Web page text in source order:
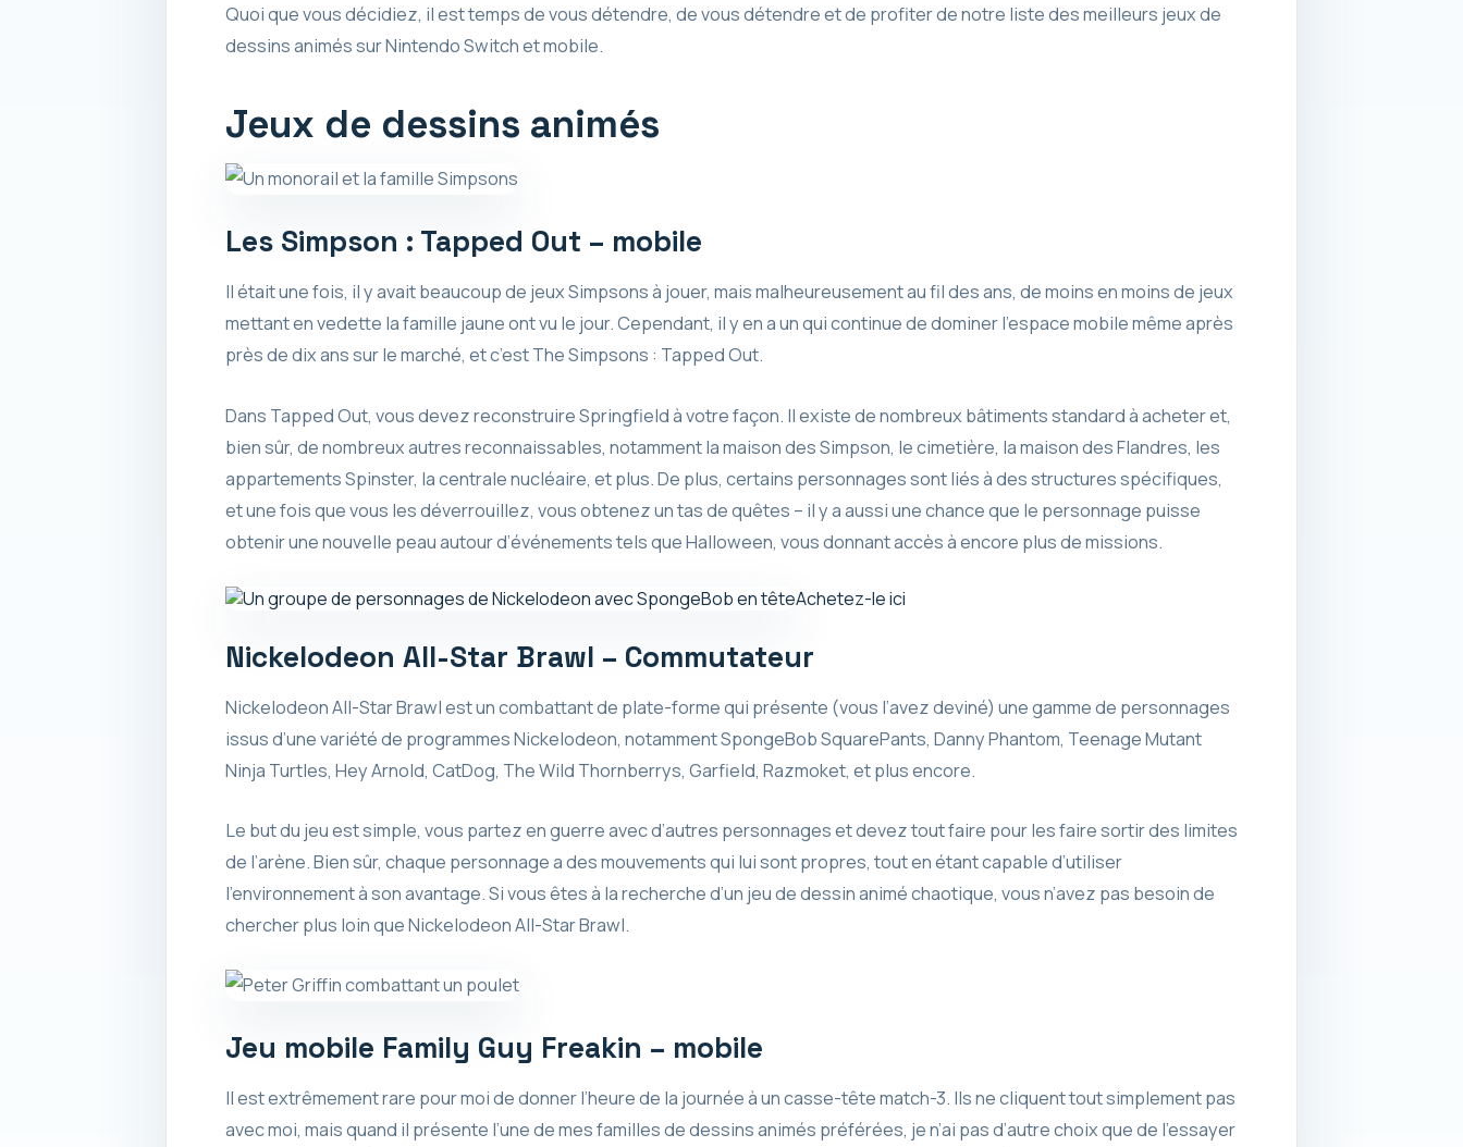
Quoi que vous décidiez, il est temps de vous détendre, de vous détendre et de profiter de notre liste des meilleurs jeux de
dessins animés sur Nintendo Switch et mobile.
Jeux de dessins animés
Les Simpson : Tapped Out – mobile
Il était une fois, il y avait beaucoup de jeux Simpsons à jouer, mais malheureusement au fil des ans, de moins en moins de jeux
mettant en vedette la famille jaune ont vu le jour. Cependant, il y en a un qui continue de dominer l’espace mobile même après
près de dix ans sur le marché, et c’est The Simpsons : Tapped Out.
Dans Tapped Out, vous devez reconstruire Springfield à votre façon. Il existe de nombreux bâtiments standard à acheter et,
bien sûr, de nombreux autres reconnaissables, notamment la maison des Simpson, le cimetière, la maison des Flandres, les
appartements Spinster, la centrale nucléaire, et plus. De plus, certains personnages sont liés à des structures spécifiques,
et une fois que vous les déverrouillez, vous obtenez un tas de quêtes – il y a aussi une chance que le personnage puisse
obtenir une nouvelle peau autour d’événements tels que Halloween, vous donnant accès à encore plus de missions.
Achetez-le ici
Nickelodeon All-Star Brawl – Commutateur
Nickelodeon All-Star Brawl est un combattant de plate-forme qui présente (vous l’avez deviné) une gamme de personnages
issus d’une variété de programmes Nickelodeon, notamment SpongeBob SquarePants, Danny Phantom, Teenage Mutant
Ninja Turtles, Hey Arnold, CatDog, The Wild Thornberrys, Garfield, Razmoket, et plus encore.
Le but du jeu est simple, vous partez en guerre avec d’autres personnages et devez tout faire pour les faire sortir des limites
de l’arène. Bien sûr, chaque personnage a des mouvements qui lui sont propres, tout en étant capable d’utiliser
l’environnement à son avantage. Si vous êtes à la recherche d’un jeu de dessin animé chaotique, vous n’avez pas besoin de
chercher plus loin que Nickelodeon All-Star Brawl.
Jeu mobile Family Guy Freakin – mobile
Il est extrêmement rare pour moi de donner l’heure de la journée à un casse-tête match-3. Ils ne cliquent tout simplement pas
avec moi, mais quand il présente l’une de mes familles de dessins animés préférées, je n’ai pas d’autre choix que de l’essayer